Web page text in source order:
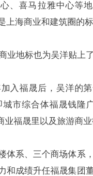
、喜马拉雅中心等
上海商业和建筑圈的
业地标也为吴洋贴上
入福晟后，吴洋的
城市综合体福晟钱隆
业福晟里以及旅游商业
体系、三个商场体系
和成绩升任福晟集团